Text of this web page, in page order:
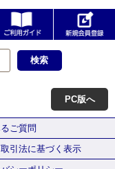
PC版へ
ご質問
引法に基づく表示